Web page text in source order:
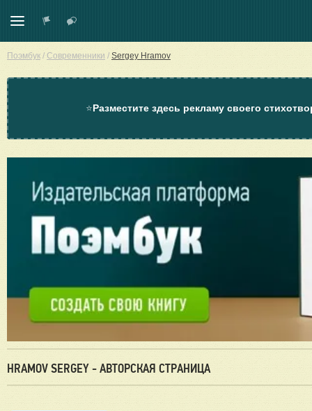
Поэмбук / Современники / Sergey Hramov
⭐Разместите здесь рекламу своего
HRAMOV SERGEY - АВТОРСКАЯ СТРАНИЦА